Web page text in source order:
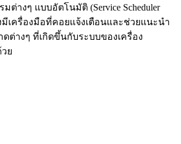
ต่างๆ แบบอัตโนมัติ (Service Scheduler
มีเครื่องมือที่คอยแจ้งเตือนและช่วยแนะนำ
ต่างๆ ที่เกิดขึ้นกับระบบของเครื่อง
ย